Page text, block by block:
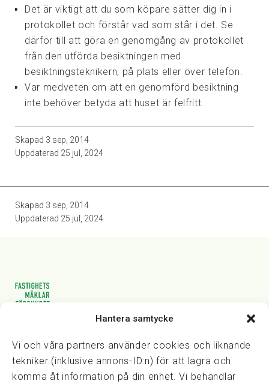
Hantera samtycke
Vi och våra partners använder cookies och liknande
tekniker (inklusive annons-ID:n) för att lagra och
komma åt information på din enhet. Vi behandlar
Det är viktigt att du som köpare sätter dig in i
protokollet och förstår vad som står i det. Se
därför till att göra en genomgång av protokollet
från den utförda besiktningen med
besiktningsteknikern, på plats eller över telefon.
Var medveten om att en genomförd besiktning
inte behöver betyda att huset är felfritt.
Skapad 3 sep, 2014
Uppdaterad 25 jul, 2024
Skapad 3 sep, 2014
Uppdaterad 25 jul, 2024
Vasagatan 28, 111 20 Stockholm
kansli@fmf.se